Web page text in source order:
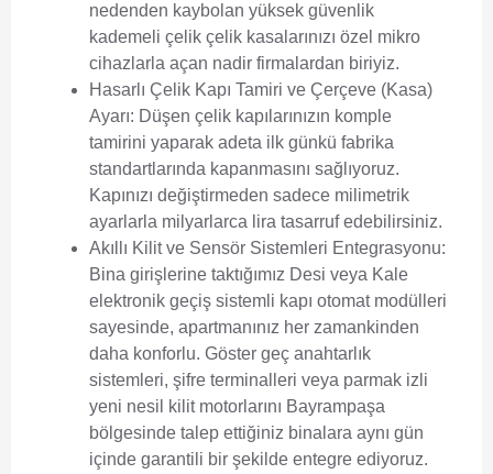
nedenden kaybolan yüksek güvenlik
kademeli çelik çelik kasalarınızı özel mikro
cihazlarla açan nadir firmalardan biriyiz.
Hasarlı Çelik Kapı Tamiri ve Çerçeve (Kasa)
Ayarı: Düşen çelik kapılarınızın komple
tamirini yaparak adeta ilk günkü fabrika
standartlarında kapanmasını sağlıyoruz.
Kapınızı değiştirmeden sadece milimetrik
ayarlarla milyarlarca lira tasarruf edebilirsiniz.
Akıllı Kilit ve Sensör Sistemleri Entegrasyonu:
Bina girişlerine taktığımız Desi veya Kale
elektronik geçiş sistemli kapı otomat modülleri
sayesinde, apartmanınız her zamankinden
daha konforlu. Göster geç anahtarlık
sistemleri, şifre terminalleri veya parmak izli
yeni nesil kilit motorlarını Bayrampaşa
bölgesinde talep ettiğiniz binalara aynı gün
içinde garantili bir şekilde entegre ediyoruz.